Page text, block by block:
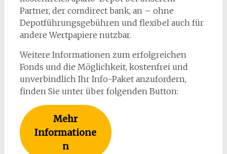
Partner, der comdirect bank, an – ohne
Depotführungsgebühren und flexibel auch für
andere Wertpapiere nutzbar.
Weitere Informationen zum erfolgreichen
Fonds und die Möglichkeit, kostenfrei und
unverbindlich Ihr Info-Paket anzufordern,
finden Sie unter über folgenden Button:
Mehr
Informatione
n